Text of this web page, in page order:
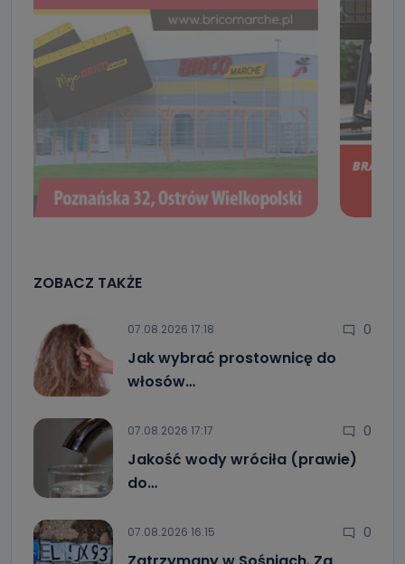
ZOBACZ TAKŻE
07.08.2026 17:18 0
Jak wybrać prostownicę do
włosów…
07.08.2026 17:17 0
Jakość wody wróciła (prawie)
do…
07.08.2026 16:15 0